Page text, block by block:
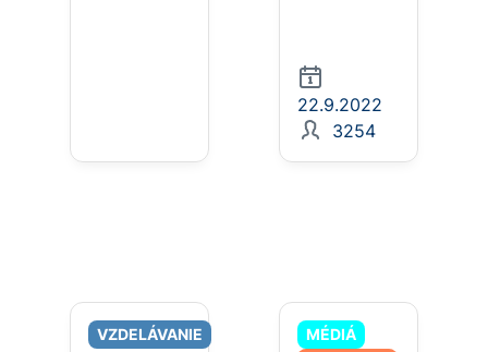
22.9.2022
3254
VZDELÁVANIE
MÉDIÁ